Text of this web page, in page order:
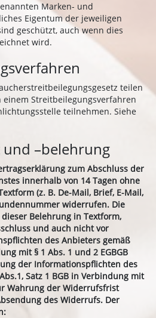
Marken- und
Eigentum der jeweiligen
geschützt, auch wenn dies
wird.
teilen
Streitbeilegungsverfahren
teilnehmen. Siehe
–belehrung
zum Abschluss der
innerhalb von 14 Tagen ohne
(z. B. De-Mail, Brief, E-Mail,
widerrufen. Die
Belehrung in Textform,
und auch nicht vor
des Anbieters gemäß
mit § 1 Abs. 1 und 2 EGBGB
der Informationspflichten des
Satz 1 BGB in Verbindung mit
Wahrung der Widerrufsfrist
des Widerrufs. Der